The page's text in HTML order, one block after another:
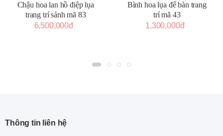
Chậu hoa lan hồ điệp lụa
trang trí sảnh mã 83
6,500,000đ
Bình hoa lụa để bàn trang
trí mã 43
1,300,000đ
Thông tin liên hệ